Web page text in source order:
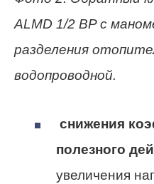
ALMD 1/2 BP с
разделения
водопроводной.
снижения
полезного
увеличения